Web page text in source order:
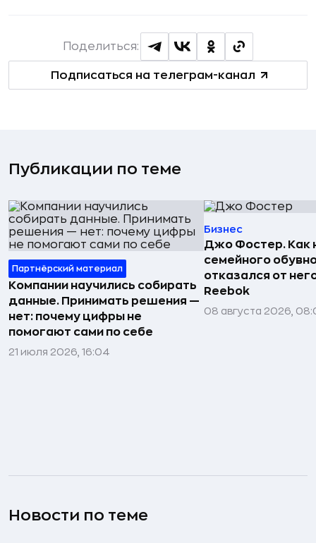
Подписаться на телеграм-канал
Поделиться:
Публикации по теме
Партнёрский материал
Компании научились собирать
данные. Принимать решения —
нет: почему цифры не
помогают сами по себе
21 июля 2026, 16:04
Бизнес
Джо Фостер. Как
семейного
отказался от
Reebok
08 августа 2026,
Новости по теме